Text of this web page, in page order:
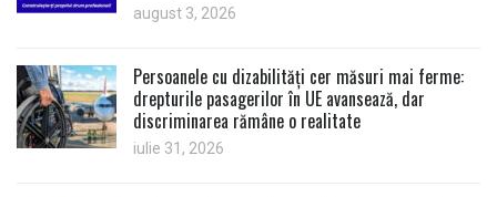
august 3, 2026
Persoanele cu dizabilități cer măsuri mai ferme:
drepturile pasagerilor în UE avansează, dar
discriminarea rămâne o realitate
iulie 31, 2026